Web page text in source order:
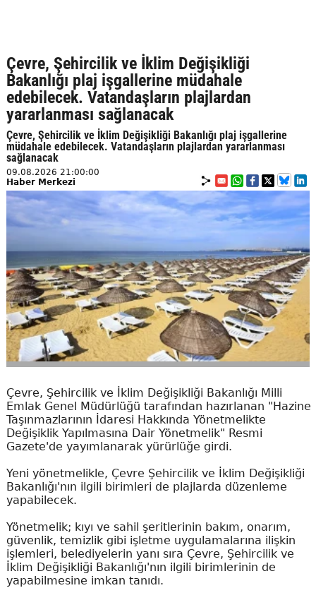
Çevre, Şehircilik ve İklim Değişikliği
Bakanlığı plaj işgallerine müdahale
edebilecek. Vatandaşların plajlardan
yararlanması sağlanacak
Çevre, Şehircilik ve İklim Değişikliği Bakanlığı plaj işgallerine
müdahale edebilecek. Vatandaşların plajlardan yararlanması
sağlanacak
09.08.2026 21:00:00
Haber Merkezi
Çevre, Şehircilik ve İklim Değişikliği Bakanlığı Milli
Emlak Genel Müdürlüğü tarafından hazırlanan "Hazine
Taşınmazlarının İdaresi Hakkında Yönetmelikte
Değişiklik Yapılmasına Dair Yönetmelik" Resmi
Gazete'de yayımlanarak yürürlüğe girdi.
Yeni yönetmelikle, Çevre Şehircilik ve İklim Değişikliği
Bakanlığı'nın ilgili birimleri de plajlarda düzenleme
yapabilecek.
Yönetmelik; kıyı ve sahil şeritlerinin bakım, onarım,
güvenlik, temizlik gibi işletme uygulamalarına ilişkin
işlemleri, belediyelerin yanı sıra Çevre, Şehircilik ve
İklim Değişikliği Bakanlığı'nın ilgili birimlerinin de
yapabilmesine imkan tanıdı.